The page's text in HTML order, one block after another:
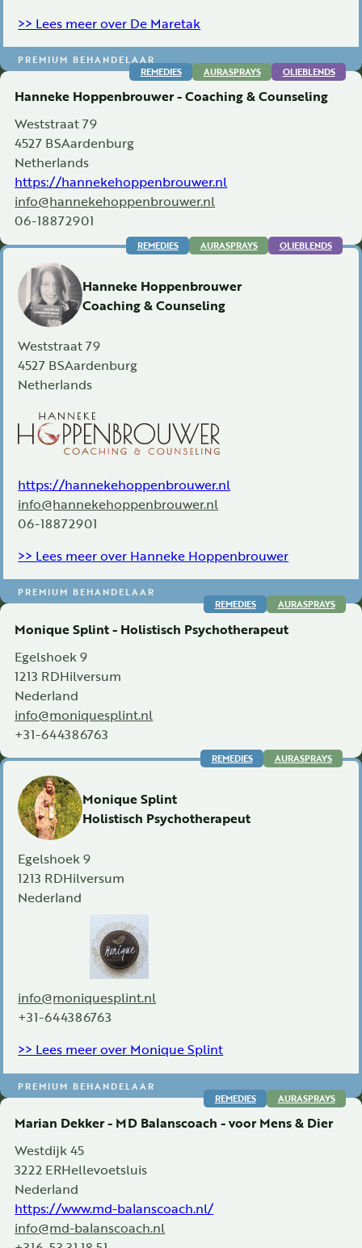
PREMIUM BEHANDELAAR
>> Lees meer over De Maretak
Hanneke Hoppenbrouwer - Coaching & Counseling
Weststraat 79
4527 BSAardenburg
Netherlands
https://hannekehoppenbrouwer.nl
info@hannekehoppenbrouwer.nl
06-18872901
REMEDIES AURASPRAYS OLIEBLENDS
Hanneke Hoppenbrouwer
Coaching & Counseling
Weststraat 79
4527 BSAardenburg
Netherlands
https://hannekehoppenbrouwer.nl
info@hannekehoppenbrouwer.nl
06-18872901
REMEDIES AURASPRAYS OLIEBLENDS
PREMIUM BEHANDELAAR
>> Lees meer over Hanneke Hoppenbrouwer
Monique Splint - Holistisch Psychotherapeut
Egelshoek 9
1213 RDHilversum
Nederland
info@moniquesplint.nl
+31-644386763
REMEDIES AURASPRAYS
Monique Splint
Holistisch Psychotherapeut
Egelshoek 9
1213 RDHilversum
Nederland
info@moniquesplint.nl
+31-644386763
REMEDIES AURASPRAYS
PREMIUM BEHANDELAAR
>> Lees meer over Monique Splint
Marian Dekker - MD Balanscoach - voor Mens & Dier
Westdijk 45
3222 ERHellevoetsluis
Nederland
https://www.md-balanscoach.nl/
info@md-balanscoach.nl
REMEDIES AURASPRAYS